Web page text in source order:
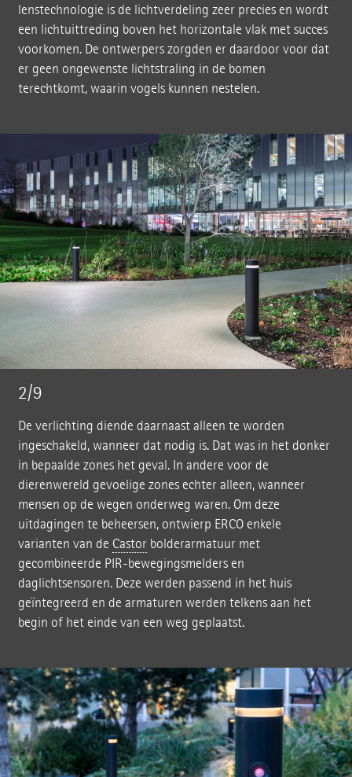
lenstechnologie is de lichtverdeling zeer precies en wordt
een lichtuittreding boven het horizontale vlak met succes
voorkomen. De ontwerpers zorgden er daardoor voor dat
er geen ongewenste lichtstraling in de bomen
terechtkomt, waarin vogels kunnen nestelen.
2/9
De verlichting diende daarnaast alleen te worden
ingeschakeld, wanneer dat nodig is. Dat was in het donker
in bepaalde zones het geval. In andere voor de
dierenwereld gevoelige zones echter alleen, wanneer
mensen op de wegen onderweg waren. Om deze
uitdagingen te beheersen, ontwierp ERCO enkele
varianten van de Castorbolderarmatuur met
gecombineerde PIR-bewegingsmelders en
daglichtsensoren. Deze werden passend in het huis
geïntegreerd en de armaturen werden telkens aan het
begin of het einde van een weg geplaatst.